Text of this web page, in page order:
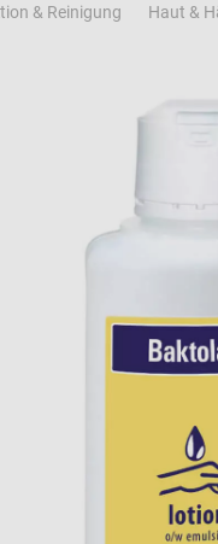
& Reinigung Haut &